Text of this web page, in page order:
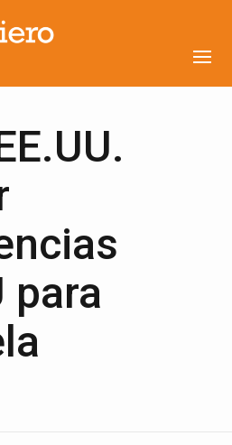
para